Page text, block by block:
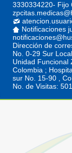
3330334220-
Notificaciones
Dirección de
No. 0-29 Sur
Unidad Funcional
Colombia ;
sur No. 15-90 ,
No. de Visitas: